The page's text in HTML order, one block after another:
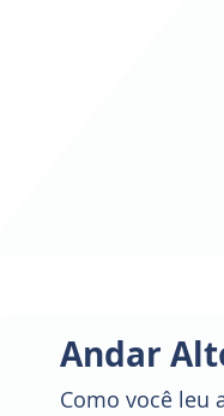
Andar
Como você leu